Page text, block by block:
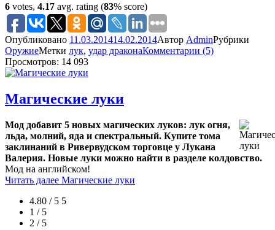
6 votes, 4.17 avg. rating (83% score)
Опубликовано 11.03.201414.02.2014Автор AdminРубрики
ОружиеМетки лук, удар драконаКомментарии (5)
Просмотров: 14 093
Магические луки
Мод добавит 5 новых магических луков: лук огня,
льда, молний, яда и спектральный. Купите тома
заклинаний в Ривервудском торговце у Лукана
Валерия. Новые луки можно найти в разделе колдовство.
Мод на английском!
Читать далее Магические луки
4.80 / 5 5
1 / 5
2 / 5